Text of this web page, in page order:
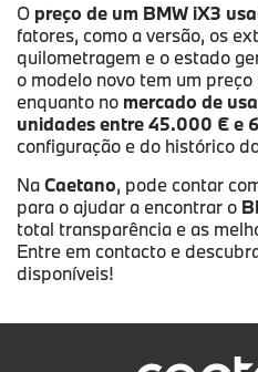
O preço de um BMW iX3
fatores, como a versão, os
quilometragem e o estado
o modelo novo tem um
enquanto no mercado de
unidades entre 45.000 € e
configuração e do histórico
NaCaetano, pode contar
para o ajudar a encontrar o
total transparência e as
Entre em contacto e
disponíveis!